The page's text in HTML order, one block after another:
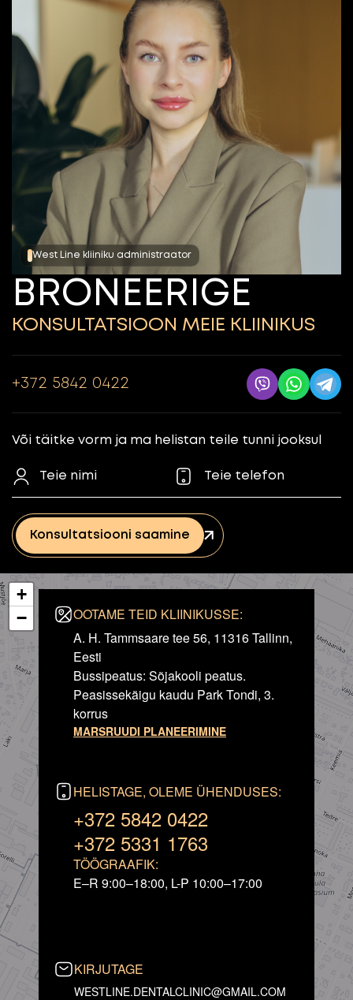
BRONEERIGE
KONSULTATSIOON MEIE KLIINIKUS
+372 5842 0422
Või täitke vorm ja ma helistan teile tunni jooksul
Konsultatsiooni saamine
West Line kliiniku administraator
OOTAME TEID KLIINIKUSSE:
A. H. Tammsaare tee 56, 11316 Tallinn,
Eesti
Bussipeatus: Sõjakooli peatus.
Peasissekäigu kaudu Park Tondi, 3.
korrus
MARSRUUDI PLANEERIMINE
HELISTAGE, OLEME ÜHENDUSES:
+372 5842 0422
+372 5331 1763
TÖÖGRAAFIK:
E–R 9:00–18:00, L-P 10:00–17:00
KIRJUTAGE
WESTLINE.DENTALCLINIC@GMAIL.COM
+
−